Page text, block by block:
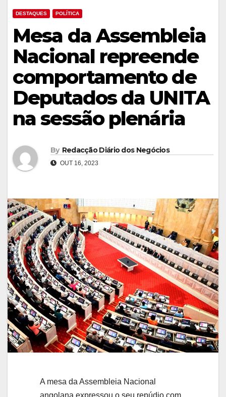
DESTAQUES POLÍTICA
Mesa da Assembleia
Nacional repreende
comportamento de
Deputados da UNITA
na sessão plenária
By Redacção Diário dos Negócios
OUT 16, 2023
A mesa da Assembleia Nacional